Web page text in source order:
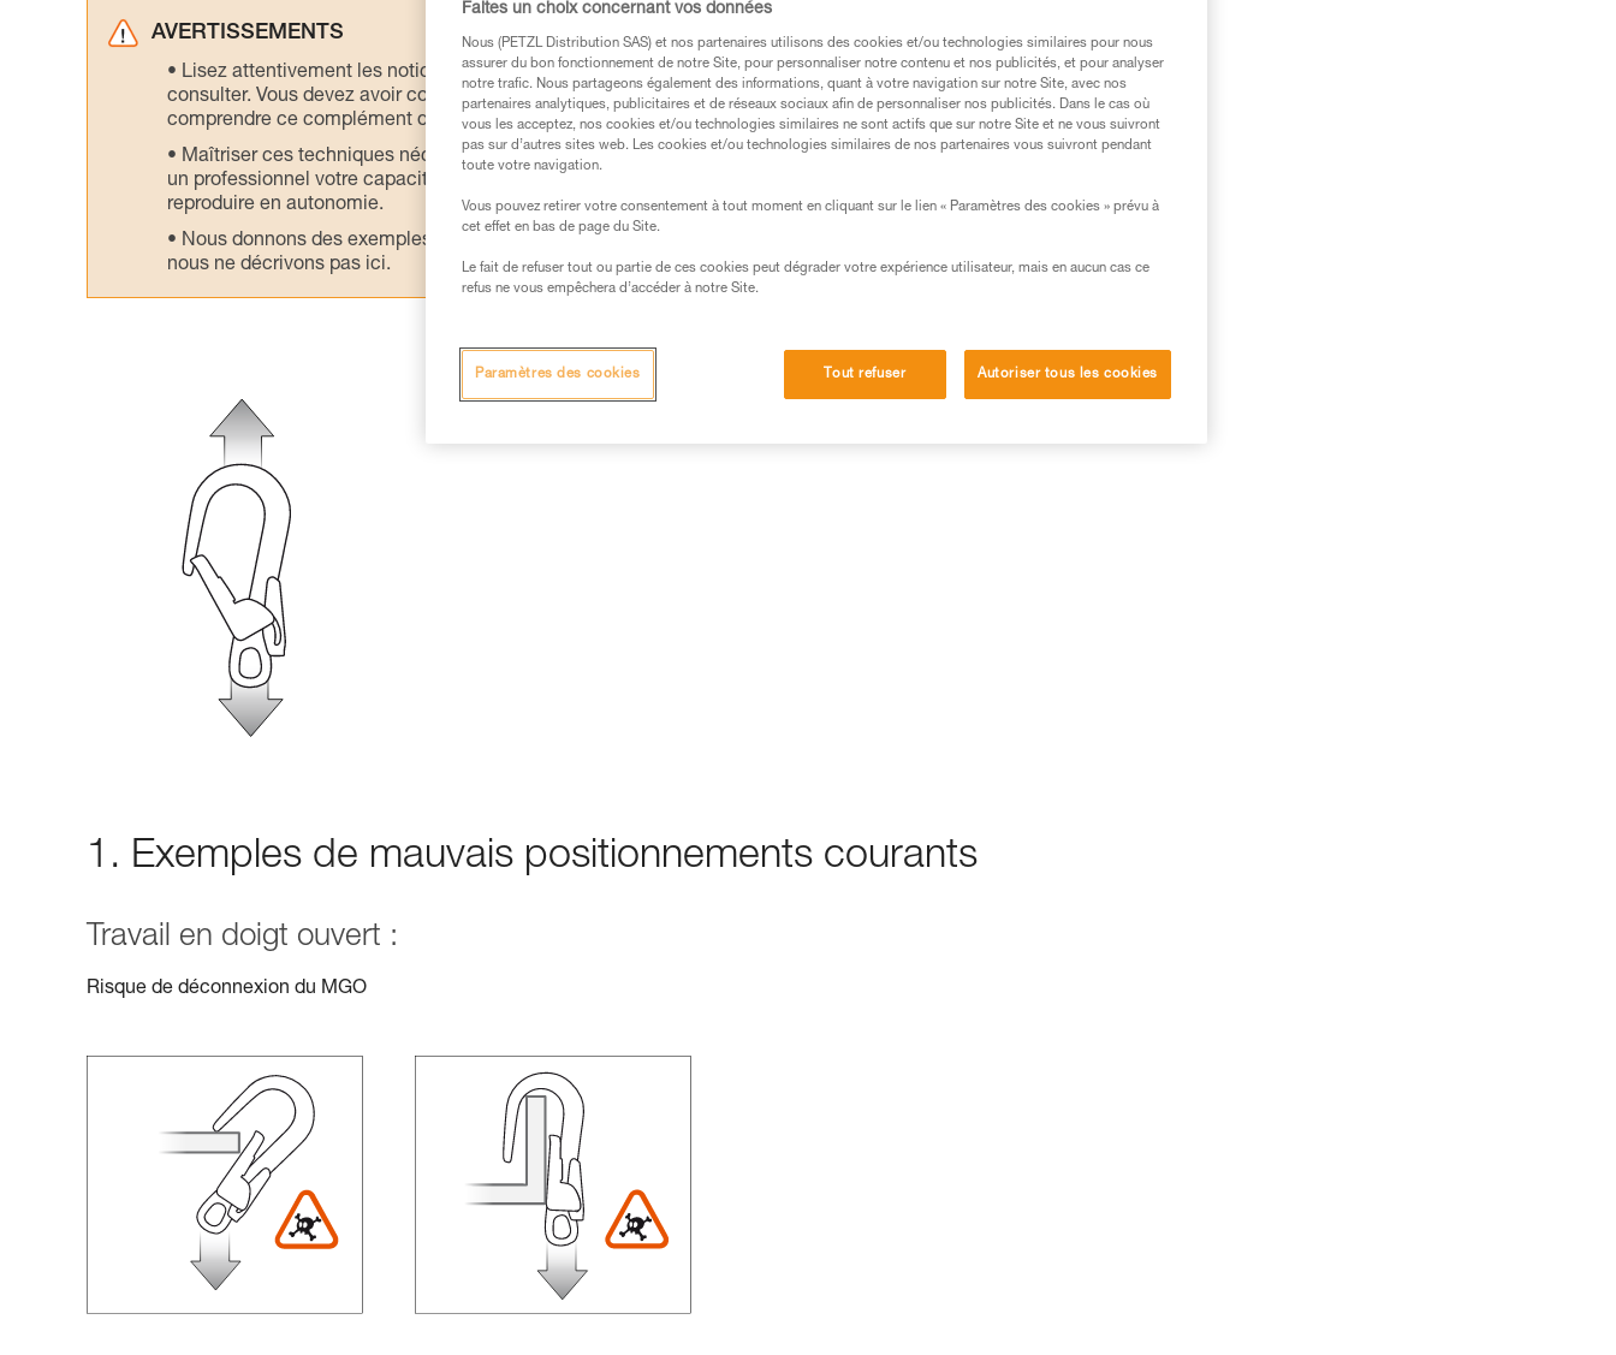
AVERTISSEMENTS
Lisez attentivement les notices techniques des produits utilisés dans ce conseil avant de le
consulter. Vous devez avoir compris les informations de la notice technique pour pouvoir
comprendre ce complément d’informations.
Maîtriser ces techniques nécessite une formation et un entraînement spécifique. Validez avec
un professionnel votre capacité à refaire la manipulation, seul, en toute sécurité, avant de la
reproduire en autonomie.
Nous donnons des exemples de techniques liées à votre activité. Il peut en exister d’autres que
nous ne décrivons pas ici.
1. Exemples de mauvais positionnements courants
Travail en doigt ouvert :
Risque de déconnexion du MGO
Faites un choix concernant vos données
Nous (PETZL Distribution SAS) et nos partenaires utilisons des cookies et/ou technologies similaires pour nous
assurer du bon fonctionnement de notre Site, pour personnaliser notre contenu et nos publicités, et pour analyser
notre trafic. Nous partageons également des informations, quant à votre navigation sur notre Site, avec nos
partenaires analytiques, publicitaires et de réseaux sociaux afin de personnaliser nos publicités. Dans le cas où
vous les acceptez, nos cookies et/ou technologies similaires ne sont actifs que sur notre Site et ne vous suivront
pas sur d’autres sites web. Les cookies et/ou technologies similaires de nos partenaires vous suivront pendant
toute votre navigation.
Vous pouvez retirer votre consentement à tout moment en cliquant sur le lien « Paramètres des cookies » prévu à
cet effet en bas de page du Site.
Le fait de refuser tout ou partie de ces cookies peut dégrader votre expérience utilisateur, mais en aucun cas ce
refus ne vous empêchera d’accéder à notre Site.
Tout refuser Autoriser tous les cookies
Paramètres des cookies